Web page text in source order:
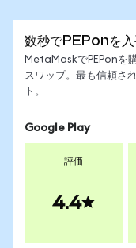
数秒でPEPonを
MetaMaskでPEPonを
スワップ。最も信頼さ
ト。
Google Play
評価
4.4